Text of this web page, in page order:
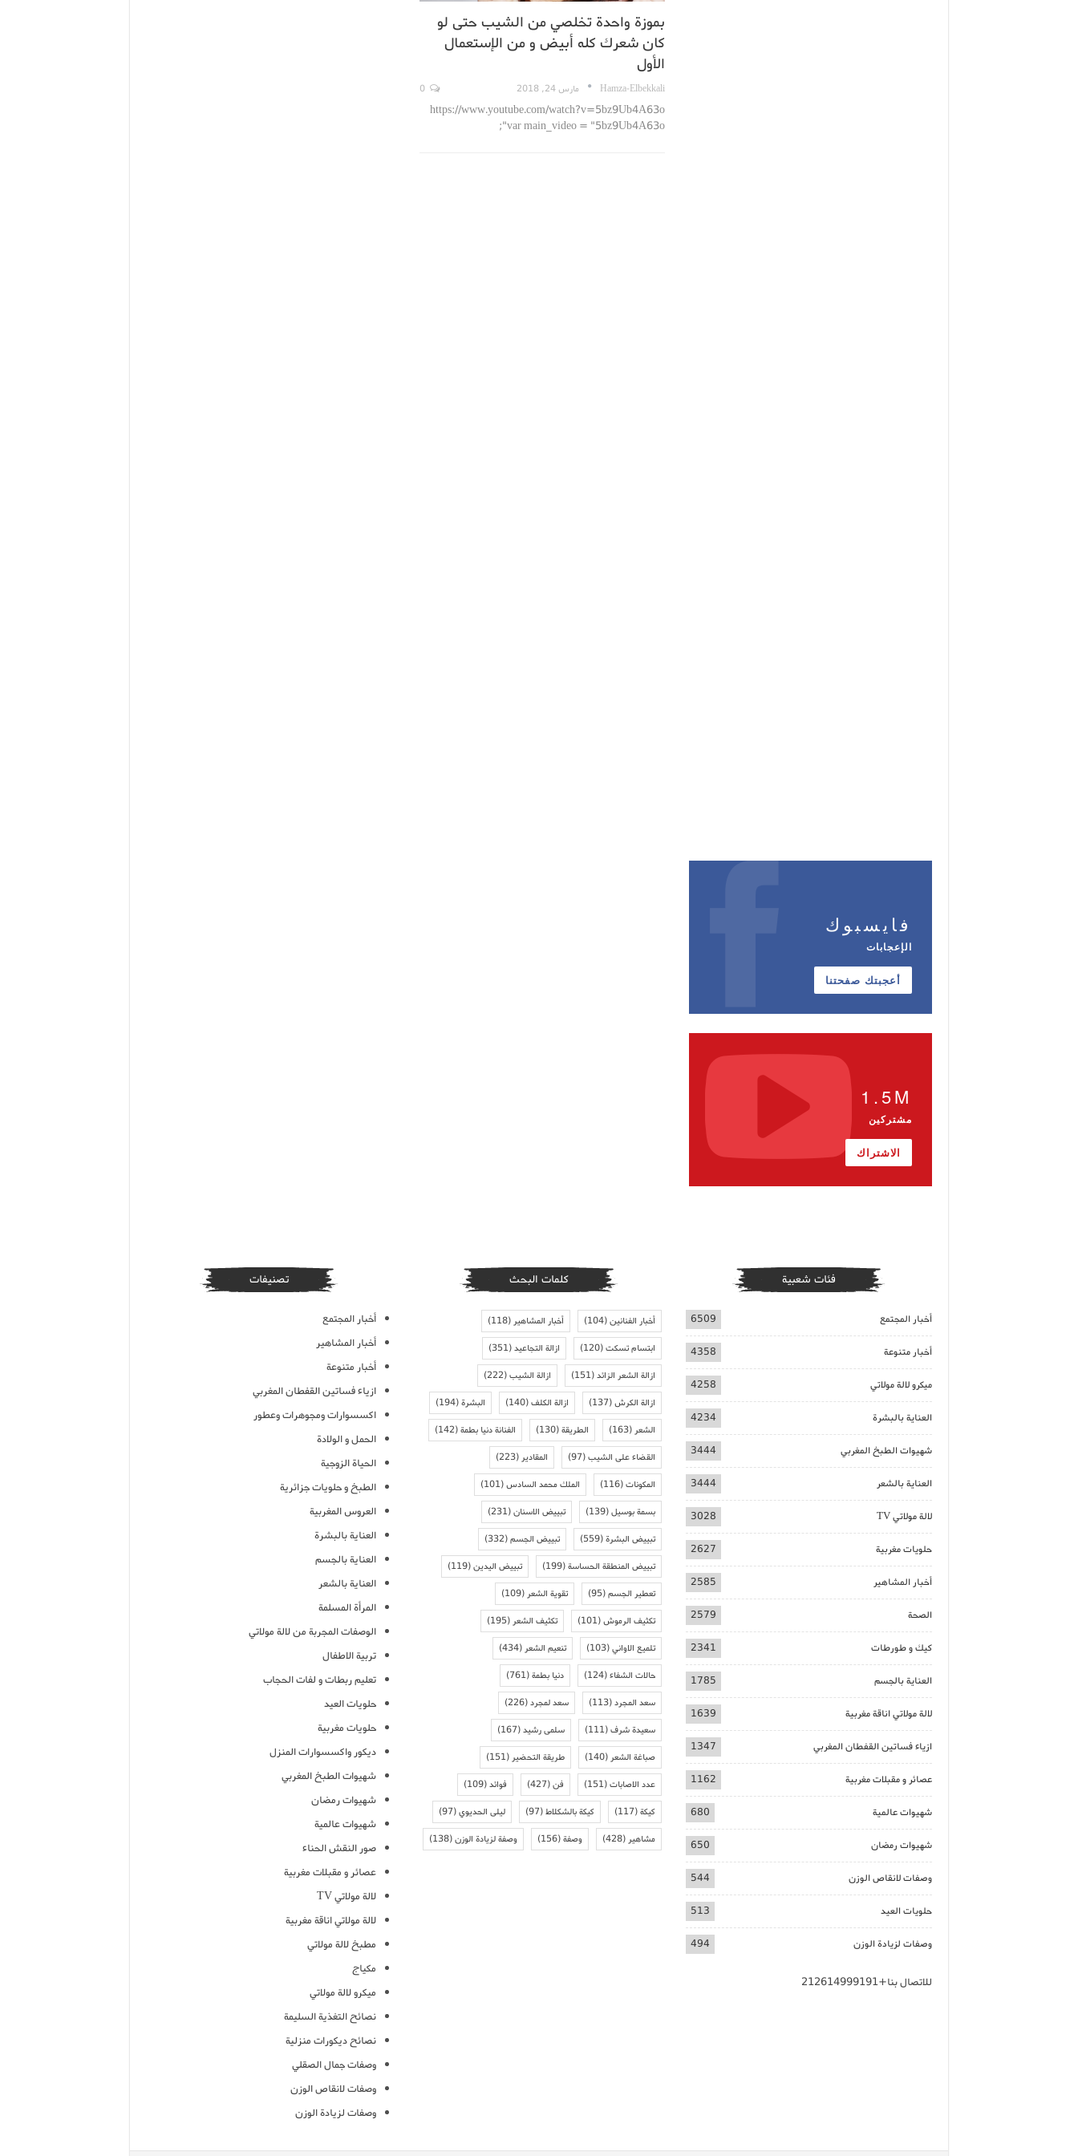
بموزة واحدة تخلصي من الشيب حتى لو
كان شعرك كله أبيض و من الإستعمال
الأول
Hamza-Elbekkali مارس 24, 2018
https://www.youtube.com/watch?v=5bz9Ub4A63o
var main_video = "5bz9Ub4A63o";
فايسبوك
الإعجابات
أعجبتك صفحتنا
1.5M
مشتركين
الاشتراك
فئات شعبية
أخبار المجتمع 6509
أخبار متنوعة 4358
ميكرو لالة مولاتي 4258
العناية بالبشرة 4234
شهيوات الطبخ المغربي 3444
العناية بالشعر 3444
لالة مولاتي TV 3028
حلويات مغربية 2627
أخبار المشاهير 2585
الصحة 2579
كيك و طورطات 2341
العناية بالجسم 1785
لالة مولاتي اناقة مغربية 1639
ازياء فساتين القفطان المغربي 1347
عصائر و مقبلات مغربية 1162
شهيوات عالمية 680
شهيوات رمضان 650
وصفات لانقاص الوزن 544
حلويات العيد 513
وصفات لزيادة الوزن 494
للاتصال بنا+212614999191
كلمات البحث
أخبار الفنانين(104) أخبار المشاهير(118)
ابتسام تسكت(120) ازالة التجاعيد(351)
ازالة الشعر الزائد(151) ازالة الشيب(222)
ازالة الكرش(137) ازالة الكلف(140) البشرة(194)
الشعر(163) الطريقة(130) الفنانة دنيا بطمة(142)
القضاء على الشيب(97) المقادير(223)
المكونات(116) الملك محمد السادس(101)
بسمة بوسيل(139) تبييض الاسنان(231)
تبييض البشرة(559) تبييض الجسم(332)
تبييض المنطقة الحساسة(199) تبييض اليدين(119)
تعطير الجسم(95) تقوية الشعر(109)
تكثيف الرموش(101) تكثيف الشعر(195)
تلميع الاواني(103) تنعيم الشعر(434)
حالات الشفاء(124) دنيا بطمة(761)
سعد المجرد(113) سعد لمجرد(226)
سعيدة شرف(111) سلمى رشيد(167)
صباغة الشعر(140) طريقة التحضير(151)
عدد الاصابات(151) فن(427) فوائد(109)
كيكة(117) كيكة بالشكلاط(97) ليلى الحديوي(97)
مشاهير(428) وصفة(156) وصفة لزيادة الوزن(138)
تصنيفات
أخبار المجتمع
أخبار المشاهير
أخبار متنوعة
ازياء فساتين القفطان المغربي
اكسسوارات ومجوهرات وعطور
الحمل و الولادة
الحياة الزوجية
الطبخ و حلويات جزائرية
العروس المغربية
العناية بالبشرة
العناية بالجسم
العناية بالشعر
المرأة المسلمة
الوصفات المجربة من لالة مولاتي
تربية الاطفال
تعليم ربطات و لفات الحجاب
حلويات العيد
حلويات مغربية
ديكور واكسسوارات المنزل
شهيوات الطبخ المغربي
شهيوات رمضان
شهيوات عالمية
صور النقش الحناء
عصائر و مقبلات مغربية
لالة مولاتي TV
لالة مولاتي اناقة مغربية
مطبخ لالة مولاتي
مكياج
ميكرو لالة مولاتي
نصائح التغذية السليمة
نصائح ديكورات منزلية
وصفات جمال الصقلي
وصفات لانقاص الوزن
وصفات لزيادة الوزن